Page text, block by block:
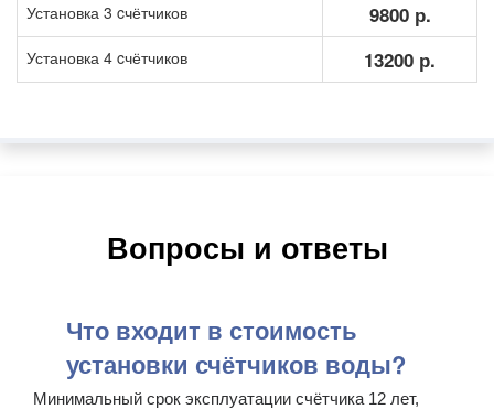
Установка 3 cчётчиков 9800 р.
Установка 4 cчётчиков 13200 р.
Вопросы и ответы
Что входит в стоимость
установки счётчиков воды?
Минимальный срок эксплуатации счётчика 12 лет,